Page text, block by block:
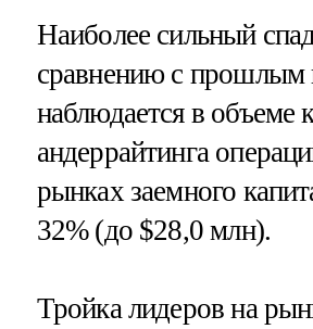
Наиболее сильный
сравнению с прошлым
наблюдается в объеме
андеррайтинга
рынках заемного
32% (до $28,0 млн).
Тройка лидеров на